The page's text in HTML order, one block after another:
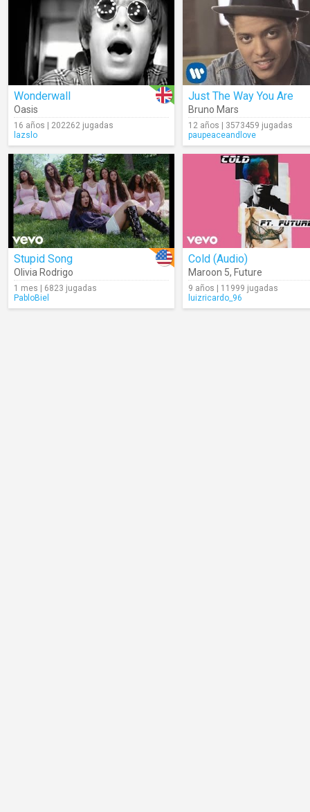
Wonderwall
Oasis
16 años | 202262 jugadas
lazslo
Just The Way You Are
Bruno Mars
12 años | 3573459 jugadas
paupeaceandlove
Stupid Song
Olivia Rodrigo
1 mes | 6823 jugadas
PabloBiel
Cold (Audio)
Maroon 5, Future
9 años | 11999 jugadas
luizricardo_96